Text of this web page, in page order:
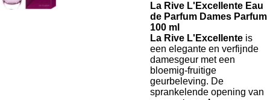
La Rive L'Excellente Eau
de Parfum Dames Parfum
100 ml
La Rive L'Excellente is
een elegante en verfijnde
damesgeur met een
bloemig-fruitige
geurbeleving. De
sprankelende opening van